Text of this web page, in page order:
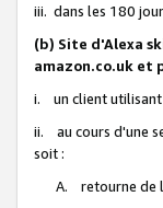
iii. dans les 180
(b) Site d'Alexa
amazon.co.uk et
i. un client utilisant
ii. au cours d'une
soit :
A. retourne de